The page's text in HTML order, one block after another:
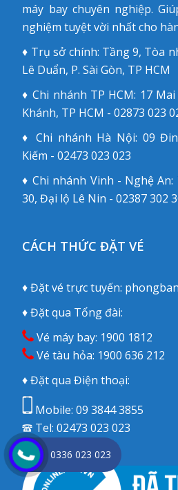
máy bay chuyên nghiệp.
nghiệm tuyệt vời nhất cho
♦ Trụ sở chính: Tầng 9, Tòa
Lê Duẩn, P. Sài Gòn, TP HCM
♦ Chi nhánh TP HCM: 17
Khánh, TP HCM - 02873 023
♦ Chi nhánh Hà Nội: 09
Kiếm - 02473 023 023
♦ Chi nhánh Vinh - Nghệ An:
30, Đại lộ Lê Nin - 02387 302
CÁCH THỨC ĐẶT VÉ
♦ Đặt vé trực tuyến:
♦ Đặt qua Tổng đài:
Vé máy bay: 1900 1812
Vé tàu hỏa: 1900 636 212
♦ Đặt qua Điện thoại:
Mobile:09 3844 3855
Tel:02473 023 023
0336 023 023